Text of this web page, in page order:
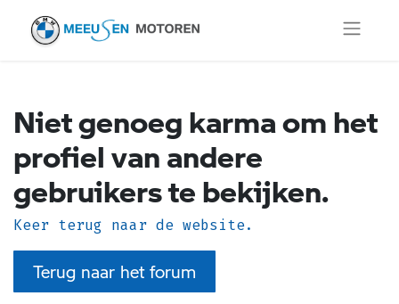
Niet genoeg karma om het
profiel van andere
gebruikers te bekijken.
Keer terug naar de website.
Terug naar het forum